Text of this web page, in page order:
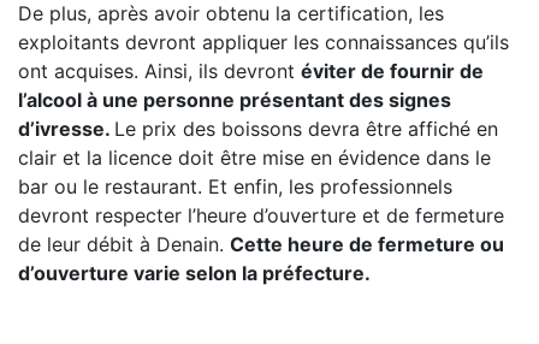
De plus, après avoir obtenu la certification, les
exploitants devront appliquer les connaissances qu’ils
ont acquises. Ainsi, ils devront éviter de fournir de
l’alcool à une personne présentant des signes
d’ivresse. Le prix des boissons devra être affiché en
clair et la licence doit être mise en évidence dans le
bar ou le restaurant. Et enfin, les professionnels
devront respecter l’heure d’ouverture et de fermeture
de leur débit à Denain. Cette heure de fermeture ou
d’ouverture varie selon la préfecture.